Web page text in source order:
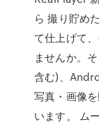
ら 撮り貯め
て仕上げて
ませんか。
含む)、
写真・画像
います。 ム